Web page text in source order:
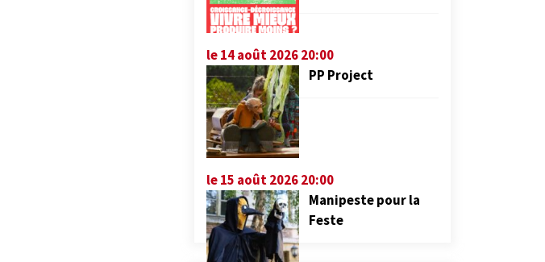
le 14 août 2026 20:00
PP Project
le 15 août 2026 20:00
Manipeste pour la
Feste